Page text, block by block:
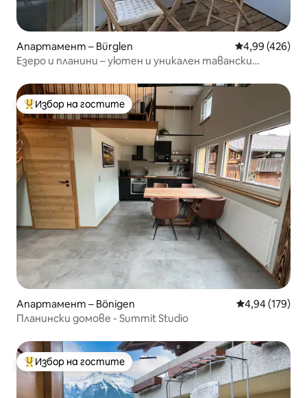
Апартамент – Bürglen Средна
4,99 (426)
Езеро и планини – уютен и уникален тавански
Най-популярен избор на гостите
Избор на гостите
Апартамент – Bönigen Средна
4,94 (179)
Планински домове - Summit Studio
Най-популярен избор на гостите
Избор на гостите